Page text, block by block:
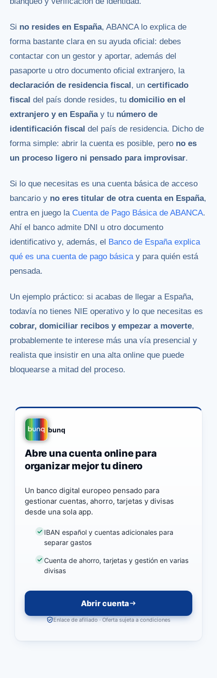
Si no resides en España, ABANCA lo explica de
forma bastante clara en su ayuda oficial: debes
contactar con un gestor y aportar, además del
pasaporte u otro documento oficial extranjero, la
declaración de residencia fiscal , un certificado
fiscal del país donde resides, tu domicilio en el
extranjero y en Españay tu número de
identificación fiscal del país de residencia. Dicho de
forma simple: abrir la cuenta es posible, pero no es
un proceso ligero ni pensado para improvisar.
Si lo que necesitas es una cuenta básica de acceso
bancario y no eres titular de otra cuenta en España,
entra en juego la Cuenta de Pago Básica de ABANCA.
Ahí el banco admite DNI u otro documento
identificativo y, además, el
Banco de España explica
qué es una cuenta de pago básicay para quién está
pensada.
Un ejemplo práctico: si acabas de llegar a España,
todavía no tienes NIE operativo y lo que necesitas es
cobrar, domiciliar recibos y empezar a moverte,
probablemente te interese más una vía presencial y
realista que insistir en una alta online que puede
bloquearse a mitad del proceso.
bunq
Abre una cuenta online para
organizar mejor tu dinero
Un banco digital europeo pensado para
gestionar cuentas, ahorro, tarjetas y divisas
desde una sola app.
IBAN español y cuentas adicionales para
separar gastos
Cuenta de ahorro, tarjetas y gestión en varias
divisas
Abrir cuenta
Enlace de afiliado · Oferta sujeta a condiciones